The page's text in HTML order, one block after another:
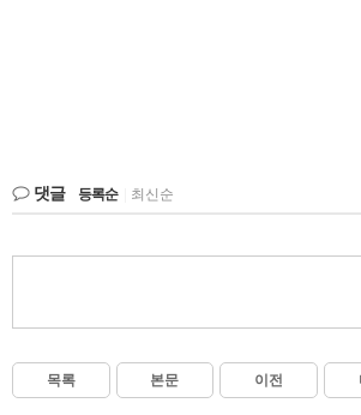
댓글 등록순 최신순
목록 본문 이전